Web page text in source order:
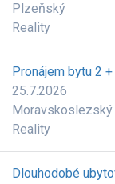
Plzeňský
Reality
Pronájem bytu 2
25.7.2026
Moravskoslezský
Reality
Dlouhodobé